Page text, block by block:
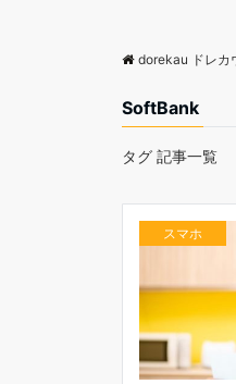
dorekau ドレカ
SoftBank
タグ 記事一覧
スマホ